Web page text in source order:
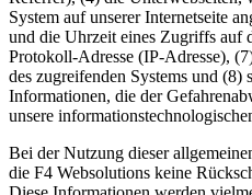
System auf unserer Internetseite
und die Uhrzeit eines Zugriffs auf
Protokoll-Adresse (IP-Adresse),
des zugreifenden Systems und (8)
Informationen, die der
unsere
Bei der Nutzung dieser
die F4 Websolutions keine